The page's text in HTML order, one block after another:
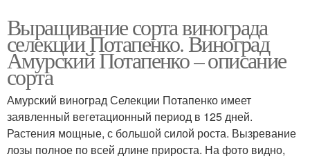
Выращивание сорта винограда
селекции Потапенко. Виноград
Амурский Потапенко – описание
сорта
Амурский виноград Селекции Потапенко имеет
заявленный вегетационный период в 125 дней.
Растения мощные, с большой силой роста. Вызревание
лозы полное по всей длине прироста. На фото видно,